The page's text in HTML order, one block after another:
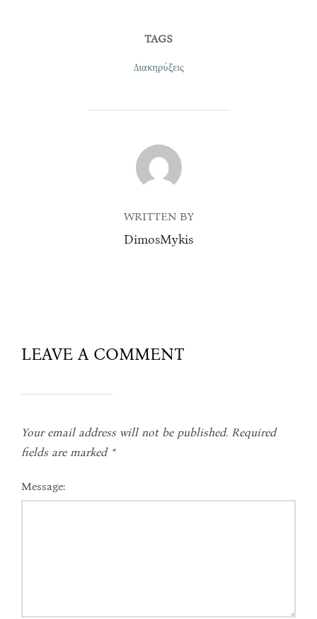
TAGS
Διακηρύξεις
POST AUTHOR
WRITTEN BY
DimosMykis
LEAVE A COMMENT
Your email address will not be published. Required
fields are marked *
Message: